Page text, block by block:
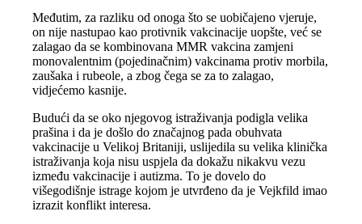
Međutim, za razliku od onoga što se uobičajeno vjeruje,
on nije nastupao kao protivnik vakcinacije uopšte, već se
zalagao da se kombinovana MMR vakcina zamjeni
monovalentnim (pojedinačnim) vakcinama protiv morbila,
zaušaka i rubeole, a zbog čega se za to zalagao,
vidjećemo kasnije.
Budući da se oko njegovog istraživanja podigla velika
prašina i da je došlo do značajnog pada obuhvata
vakcinacije u Velikoj Britaniji, uslijedila su velika klinička
istraživanja koja nisu uspjela da dokažu nikakvu vezu
između vakcinacije i autizma. To je dovelo do
višegodišnje istrage kojom je utvrđeno da je Vejkfild imao
izrazit konflikt interesa.